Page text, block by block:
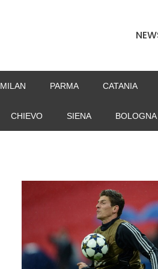
MILAN PARMA CATANIA
CHIEVO SIENA BOLOGNA